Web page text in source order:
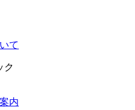
て
ク
内